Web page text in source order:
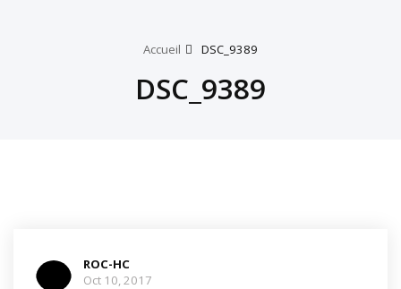
Accueil DSC_9389
DSC_9389
ROC-HC
Oct 10, 2017